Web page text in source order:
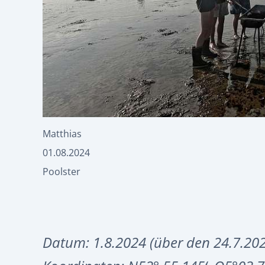
Matthias
01.08.2024
Poolster
Datum: 1.8.2024 (über den